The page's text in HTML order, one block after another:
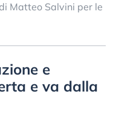
Matteo Salvini per le
e
e va dalla